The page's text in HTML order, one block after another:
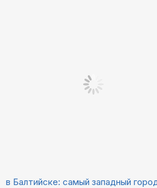
в Балтийске: самый западный